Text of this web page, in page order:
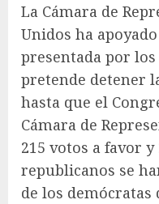
La Cámara de
Unidos ha
presentada por
pretende detener
hasta que el
Cámara de
215 votos a favor
republicanos se
de los